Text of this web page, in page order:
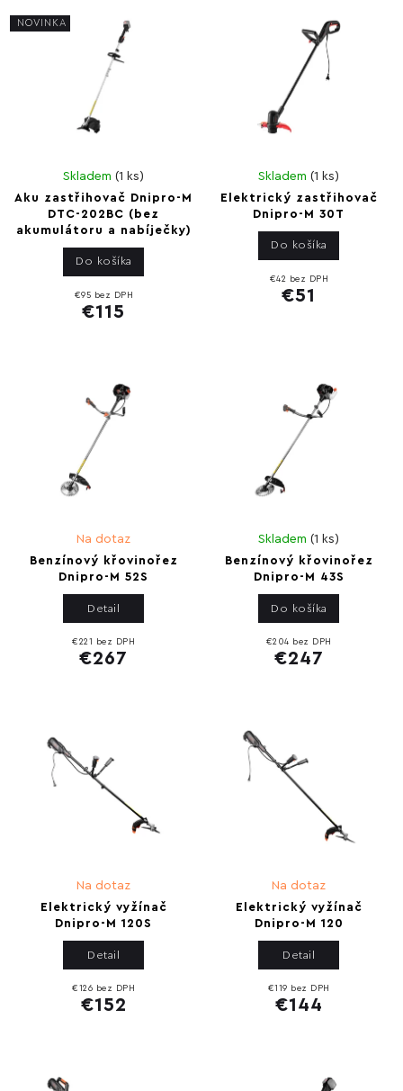
NOVINKA
Aku zastřihovač Dnipro-M
DTC-202BC (bez
akumulátoru a nabíječky)
Skladem(1 ks)
€95 bez DPH
€115
Do košíka
Elektrický zastřihovač
Dnipro-M 30T
Skladem(1 ks)
€42 bez DPH
€51
Do košíka
Benzínový křovinořez
Dnipro-M 52S
Na dotaz
€221 bez DPH
€267
Detail
Benzínový křovinořez
Dnipro-M 43S
Skladem(1 ks)
€204 bez DPH
€247
Do košíka
Elektrický vyžínač
Dnipro-M 120S
Na dotaz
€126 bez DPH
€152
Detail
Elektrický vyžínač
Dnipro-M 120
Na dotaz
€119 bez DPH
€144
Detail